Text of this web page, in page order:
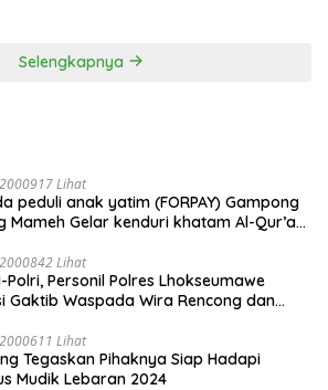
Selengkapnya
2000917 Lihat
peduli anak yatim (FORPAY) Gampong
Mameh Gelar kenduri khatam Al-Qur’an
2000842 Lihat
Polri, Personil Polres Lhokseumawe
Gaktib Waspada Wira Rencong dan
2000611 Lihat
Tegaskan Pihaknya Siap Hadapi
Mudik Lebaran 2024